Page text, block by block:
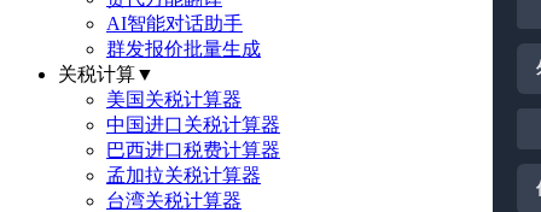
AI智能对话助手
群发报价批量生成
关税计算▼
美国关税计算器
中国进口关税计算器
巴西进口税费计算器
孟加拉关税计算器
台湾关税计算器